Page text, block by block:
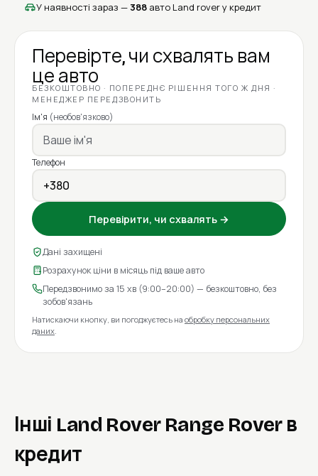
У наявності зараз — 388 авто Land rover у кредит
Перевірте, чи схвалять вам
це авто
БЕЗКОШТОВНО · ПОПЕРЕДНЄ РІШЕННЯ ТОГО Ж ДНЯ ·
МЕНЕДЖЕР ПЕРЕДЗВОНИТЬ
Ім'я (необов'язково)
Телефон
Перевірити, чи схвалять →
Дані захищені
Розрахунок ціни в місяць під ваше авто
Передзвонимо за 15 хв (9:00–20:00) — безкоштовно, без
зобов'язань
Натискаючи кнопку, ви погоджуєтесь на обробку персональних
даних.
Інші Land Rover Range Rover в
кредит